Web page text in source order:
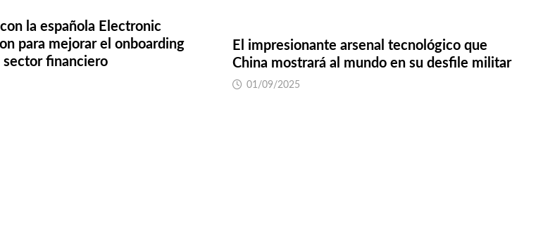
la española Electronic
para mejorar el onboarding
financiero
El impresionante arsenal tecnológico que
China mostrará al mundo en su desfile militar
01/09/2025